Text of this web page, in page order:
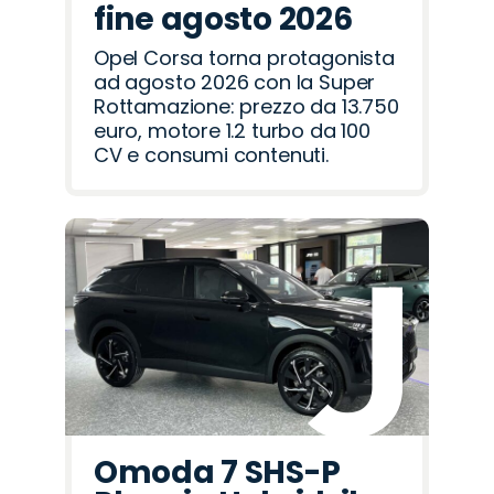
fine agosto 2026
Opel Corsa torna protagonista
ad agosto 2026 con la Super
Rottamazione: prezzo da 13.750
euro, motore 1.2 turbo da 100
CV e consumi contenuti.
Omoda 7 SHS-P